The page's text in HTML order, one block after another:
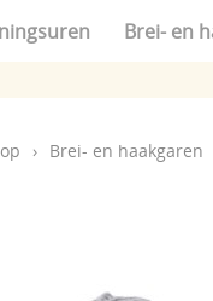
Brei- en
› Brei- en haakgaren